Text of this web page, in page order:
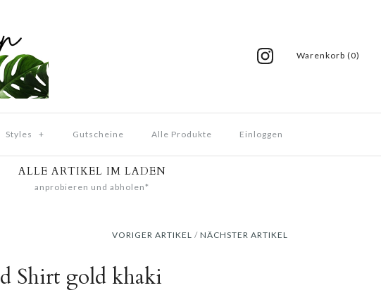
Warenkorb (0)
Styles + Gutscheine Alle Produkte Einloggen
ALLE ARTIKEL IM LADEN
anprobieren und abholen*
VORIGER ARTIKEL / NÄCHSTER ARTIKEL
Shirt gold khaki